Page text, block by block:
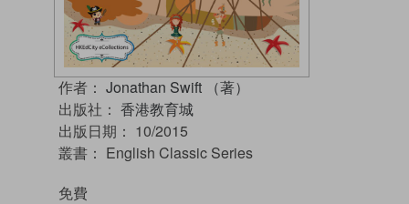
作者： Jonathan Swift （著）
出版社： 香港教育城
出版日期： 10/2015
叢書： English Classic Series
免費